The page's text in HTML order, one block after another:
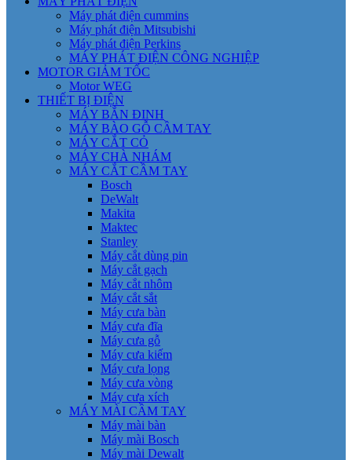
Máy phát điện cummins
Máy phát điện Mitsubishi
Máy phát điện Perkins
MÁY PHÁT ĐIỆN CÔNG NGHIỆP
MOTOR GIẢM TỐC
Motor WEG
THIẾT BỊ ĐIỆN
MÁY BẮN ĐINH
MÁY BÀO GỖ CẦM TAY
MÁY CẮT CỎ
MÁY CHÀ NHÁM
MÁY CẮT CẦM TAY
Bosch
DeWalt
Makita
Maktec
Stanley
Máy cắt dùng pin
Máy cắt gạch
Máy cắt nhôm
Máy cắt sắt
Máy cưa bàn
Máy cưa đĩa
Máy cưa gỗ
Máy cưa kiếm
Máy cưa lọng
Máy cưa vòng
Máy cưa xích
MÁY MÀI CẦM TAY
Máy mài bàn
Máy mài Bosch
Máy mài Dewalt